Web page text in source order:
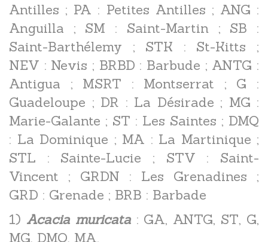
Antilles ; PA : Petites Antilles ; ANG :
Anguilla ; SM : Saint-Martin ; SB :
Saint-Barthélemy ; STK : St-Kitts ;
NEV : Nevis ; BRBD : Barbude ; ANTG :
Antigua ; MSRT : Montserrat ; G :
Guadeloupe ; DR : La Désirade ; MG :
Marie-Galante ; ST : Les Saintes ; DMQ
: La Dominique ; MA : La Martinique ;
STL : Sainte-Lucie ; STV : Saint-
Vincent ; GRDN : Les Grenadines ;
GRD : Grenade ; BRB : Barbade
1) Acacia muricata: GA, ANTG, ST, G,
MG, DMQ, MA.